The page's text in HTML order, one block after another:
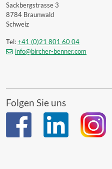
Sackbergstrasse 3
8784 Braunwald
Schweiz
Tel:+41 (0)21 801 60 04
info@bircher-benner.com
Folgen Sie uns